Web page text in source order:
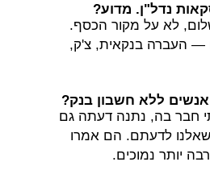
נדל"ן. מדוע?
לא על מקור הכסף.
— העברה בנקאית, צ'ק,
ללא חשבון בנק?
חבר בה, נתנה דעתה גם
ושאלנו לדעתם. הם אמרו
יותר נמוכים.